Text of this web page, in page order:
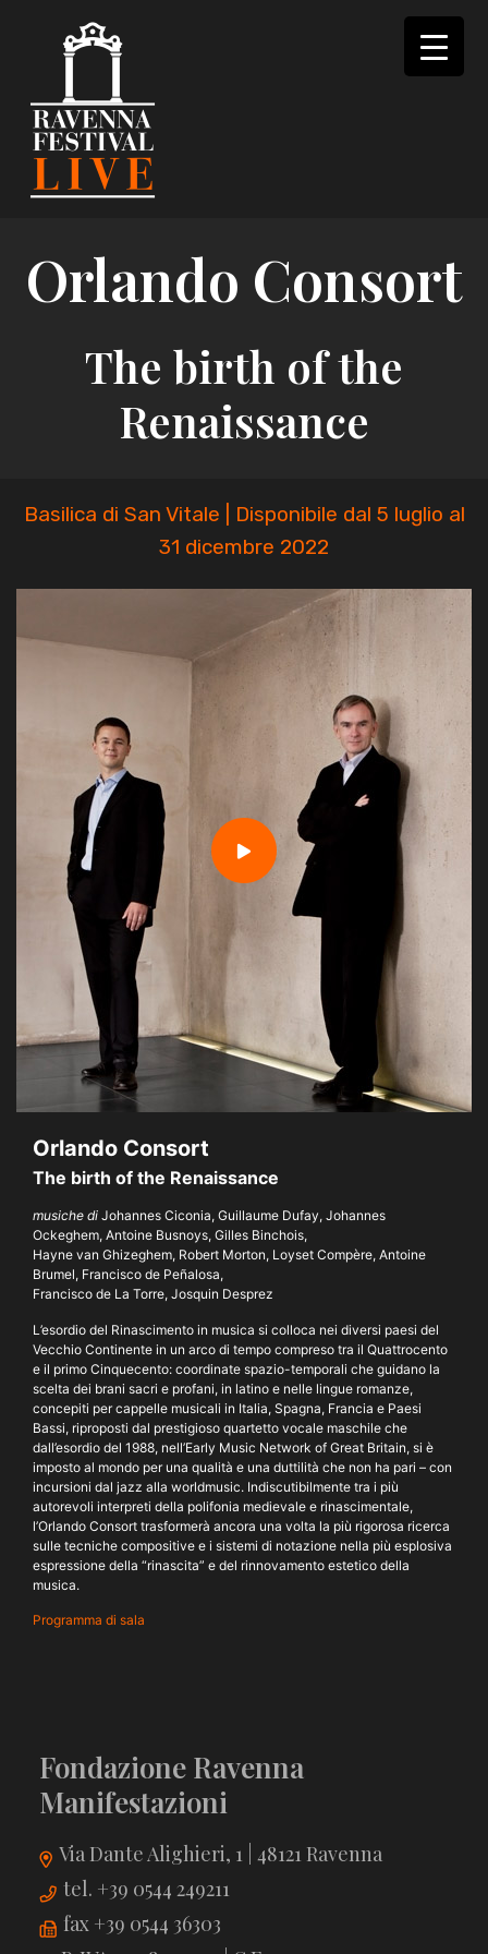
Orlando Consort
The birth of the
Renaissance
Basilica di San Vitale | Disponibile dal 5 luglio al
31 dicembre 2022
Orlando Consort
The birth of the Renaissance
musiche di Johannes Ciconia, Guillaume Dufay, Johannes
Ockeghem, Antoine Busnoys, Gilles Binchois,
Hayne van Ghizeghem, Robert Morton, Loyset Compère, Antoine
Brumel, Francisco de Peñalosa,
Francisco de La Torre, Josquin Desprez
L’esordio del Rinascimento in musica si colloca nei diversi paesi del
Vecchio Continente in un arco di tempo compreso tra il Quattrocento
e il primo Cinquecento: coordinate spazio-temporali che guidano la
scelta dei brani sacri e profani, in latino e nelle lingue romanze,
concepiti per cappelle musicali in Italia, Spagna, Francia e Paesi
Bassi, riproposti dal prestigioso quartetto vocale maschile che
dall’esordio del 1988, nell’Early Music Network of Great Britain, si è
imposto al mondo per una qualità e una duttilità che non ha pari – con
incursioni dal jazz alla worldmusic. Indiscutibilmente tra i più
autorevoli interpreti della polifonia medievale e rinascimentale,
l’Orlando Consort trasformerà ancora una volta la più rigorosa ricerca
sulle tecniche compositive e i sistemi di notazione nella più esplosiva
espressione della “rinascita” e del rinnovamento estetico della
musica.
Programma di sala
Fondazione Ravenna
Manifestazioni
Via Dante Alighieri, 1 | 48121 Ravenna
tel. +39 0544 249211
fax +39 0544 36303